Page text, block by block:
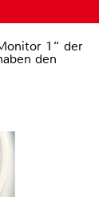
1“ der
den